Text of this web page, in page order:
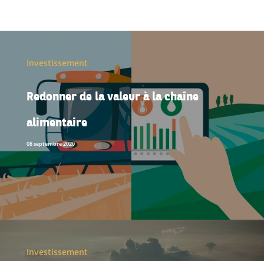
Investissement
Redonner de la valeur à la chaîne
alimentaire
08 septembre 2020
Investissement